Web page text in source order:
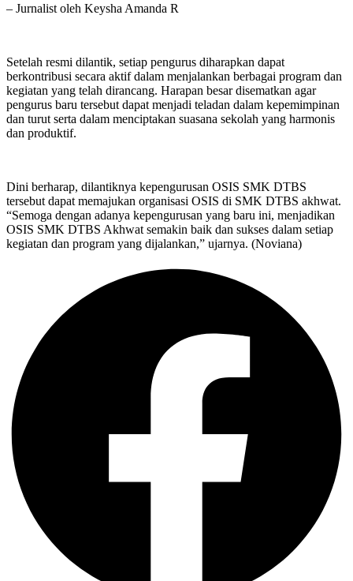
– Jurnalist oleh Keysha Amanda R
Setelah resmi dilantik, setiap pengurus diharapkan dapat
berkontribusi secara aktif dalam menjalankan berbagai program dan
kegiatan yang telah dirancang. Harapan besar disematkan agar
pengurus baru tersebut dapat menjadi teladan dalam kepemimpinan
dan turut serta dalam menciptakan suasana sekolah yang harmonis
dan produktif.
Dini berharap, dilantiknya kepengurusan OSIS SMK DTBS
tersebut dapat memajukan organisasi OSIS di SMK DTBS akhwat.
“Semoga dengan adanya kepengurusan yang baru ini, menjadikan
OSIS SMK DTBS Akhwat semakin baik dan sukses dalam setiap
kegiatan dan program yang dijalankan,” ujarnya. (Noviana)